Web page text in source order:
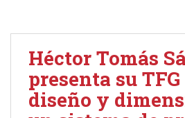
Héctor Tomás
presenta su
diseño y